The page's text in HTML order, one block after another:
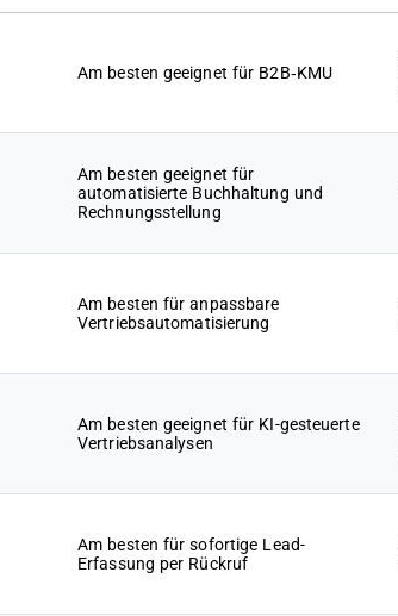
Am besten geeignet für B2B‑KMU
Am besten geeignet für
automatisierte Buchhaltung und
Rechnungsstellung
Am besten für anpassbare
Vertriebsautomatisierung
Am besten geeignet für KI-gesteuerte
Vertriebsanalysen
Am besten für sofortige Lead-
Erfassung per Rückruf